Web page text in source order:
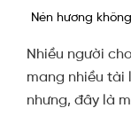
Nén hương
Nhiều người
mang nhiều tài
nhưng, đây là